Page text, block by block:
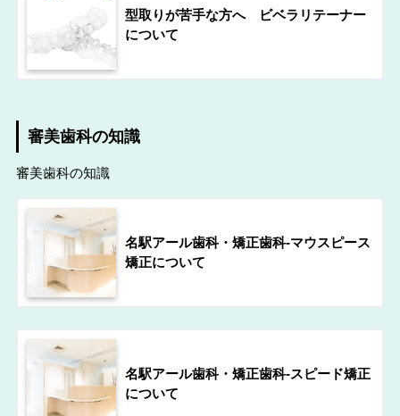
型取りが苦手な方へ ビベラリテーナー
について
審美歯科の知識
審美歯科の知識
名駅アール歯科・矯正歯科-マウスピース
矯正について
名駅アール歯科・矯正歯科-スピード矯正
について